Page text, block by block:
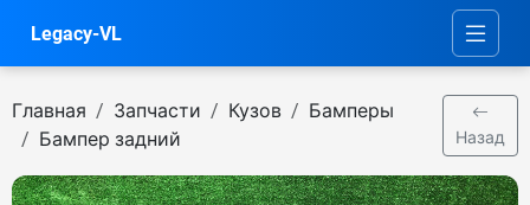
Legacy-VL
Главная Запчасти Кузов
Бамперы
Бампер задний
Назад